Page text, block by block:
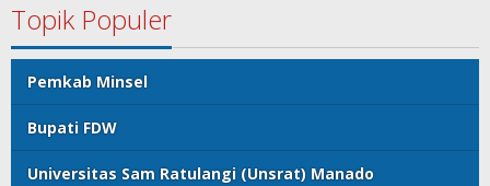
Topik Populer
Pemkab Minsel
Bupati FDW
Universitas Sam Ratulangi (Unsrat) Manado